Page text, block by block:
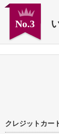
No.3
クレジットカー